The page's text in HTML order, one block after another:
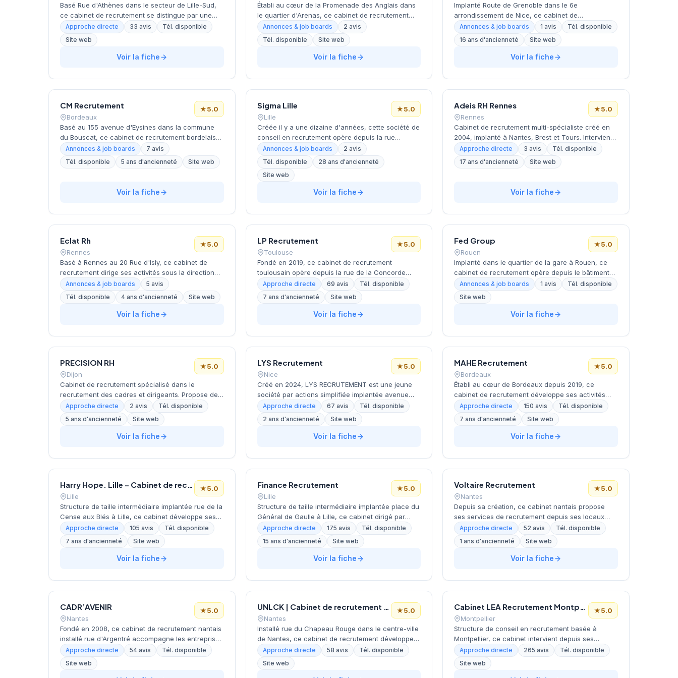
entreprises lyonnaises.
Basé Rue d'Athènes dans le secteur de Lille-Sud,
ce cabinet de recrutement se distingue par une
approche personnalisée du placement
professionnel. La structure développe une
expertise particulière dans l'accompagnement des
candidats et des entreprises locales, avec un
Approche directe 33 avis
Tél. disponible
Site web
Voir la fiche
Établi au cœur de la Promenade des Anglais dans
le quartier d'Arenas, ce cabinet de recrutement
intervient sur le marché azuréen depuis son
implantation niçoise. La structure développe ses
activités de conseil en recrutement et d'intérim
auprès des entreprises locales et régionales. Son
Google.
Annonces & job boards
2 avis
Tél. disponible
Site web
Voir la fiche
Implanté Route de Grenoble dans le 6e
arrondissement de Nice, ce cabinet de
recrutement développe ses activités de conseil en
ressources humaines sur la Côte d'Azur. La
structure intervient dans l'accompagnement des
entreprises locales pour leurs besoins en
s'inscrit dans le réseau national Tercio RH.
Annonces & job boards 1 avis
Tél. disponible
16 ans d'ancienneté
Site web
Voir la fiche
CM Recrutement
Bordeaux
★5.0
Basé au 155 avenue d'Eysines dans la commune
du Bouscat, ce cabinet de recrutement bordelais
opère sous la direction de Martinez (Peressin). La
structure bénéficie d'une notation maximale de 5
étoiles sur Google, reflétant la satisfaction de sa
stratégique en périphérie nord de Bordeaux lui
permet de couvrir efficacement la métropole
Annonces & job boards
7 avis
Tél. disponible
5 ans d'ancienneté Site web
Voir la fiche
Sigma Lille
Lille
★5.0
Créée il y a une dizaine d'années, cette société de
conseil en recrutement opère depuis la rue
Nationale dans le centre de Lille. Dirigée par la
famille Maes, elle développe une approche
spécialisée dans les métiers techniques et
technologiques, comme en témoigne son
positionnement sur le secteur tech. L'équipe
accompagne les entreprises régionales dans leurs
tertiaire.
Annonces & job boards
2 avis
Tél. disponible
28 ans d'ancienneté
Site web
Voir la fiche
Adeis RH Rennes
Rennes
★5.0
Cabinet de recrutement multi-spécialiste créé en
2004, implanté à Nantes, Brest et Tours. Intervient
comme partenaire de proximité sur l'ouest de la
France. Propose recrutement par approche directe
ou mixte, outplacement et bilan de compétences.
chasse de tête. Intervient auprès de nombreux
Approche directe 3 avis
Tél. disponible
17 ans d'ancienneté
Site web
Voir la fiche
Eclat Rh
Rennes
★5.0
Basé à Rennes au 20 Rue d'Isly, ce cabinet de
recrutement dirige ses activités sous la direction
de LIMERY. La structure fonctionne exclusivement
sur rendez-vous, privilégiant un accompagnement
personnalisé de ses clients et candidats.
L'entreprise affiche une notation Google parfaite
Annonces & job boards
5 avis
Tél. disponible
4 ans d'ancienneté Site web
Voir la fiche
LP Recrutement
Toulouse
★5.0
Fondé en 2019, ce cabinet de recrutement
toulousain opère depuis la rue de la Concorde
sous la direction de Laurent Pouymayou. La
structure, constituée sous forme de SAS, emploie 1
à 2 salariés et s'est forgé une solide réputation
avec une note Google parfaite de 5/5 basée sur
Approche directe 69 avis
Tél. disponible
7 ans d'ancienneté
Site web
Voir la fiche
Fed Group
Rouen
★5.0
Implanté dans le quartier de la gare à Rouen, ce
cabinet de recrutement opère depuis le bâtiment
Le 105 bis, allée François Mitterrand. La structure
fait partie du réseau Fed Group et se concentre
sur les métiers de la finance et de la comptabilité.
L'équipe accompagne les entreprises normandes
Annonces & job boards 1 avis
Tél. disponible
Site web
Voir la fiche
PRECISION RH
Dijon
★5.0
Cabinet de recrutement spécialisé dans le
recrutement des cadres et dirigeants. Propose des
services de conseil, audit, recrutement, évaluation
des soft skills, accompagnement à l'intégration et
montée en compétences. Basé à Dijon avec une
approche de chasse de tête. Très bonne notation
Approche directe 2 avis
Tél. disponible
5 ans d'ancienneté
Site web
Voir la fiche
LYS Recrutement
Nice
★5.0
Créé en 2024, LYS RECRUTEMENT est une jeune
société par actions simplifiée implantée avenue
Sainte-Marguerite à Nice. Dirigé par Clément Duflot
en qualité de président, ce cabinet niçois s'appuie
sur une approche moderne du recrutement pour
accompagner ses clients. La structure bénéficie
azuréen.
Approche directe 67 avis
Tél. disponible
2 ans d'ancienneté
Site web
Voir la fiche
MAHE Recrutement
Bordeaux
★5.0
Établi au cœur de Bordeaux depuis 2019, ce
cabinet de recrutement développe ses activités
dans le secteur de l'accompagnement en
ressources humaines. MARION CARLES dirige cette
SARL qui s'appuie sur une approche personnalisée
du placement professionnel. La structure affiche
une relation de confiance durable avec ses
partenaires.
Approche directe 150 avis
Tél. disponible
7 ans d'ancienneté
Site web
Voir la fiche
Harry Hope. Lille – Cabinet de recrutement
Lille
★5.0
Structure de taille intermédiaire implantée rue de la
Cense aux Blés à Lille, ce cabinet développe ses
activités de recrutement sous la direction de M.
Puzin. L'établissement lillois bénéficie d'une
notation maximale de 5 étoiles sur Google,
reflétant la satisfaction de sa clientèle locale avec
Approche directe 105 avis
Tél. disponible
7 ans d'ancienneté
Site web
Voir la fiche
Finance Recrutement
Lille
★5.0
Structure de taille intermédiaire implantée place du
Général de Gaulle à Lille, ce cabinet dirigé par
AYACHE développe une expertise reconnue dans
le recrutement de profils financiers. L'agence
bénéficie d'une excellente réputation avec une
note Google de 5/5 basée sur 175 avis clients.
lilloise lui permet de rayonner efficacement sur
l'ensemble de la région Hauts-de-France.
Approche directe 175 avis
Tél. disponible
15 ans d'ancienneté
Site web
Voir la fiche
Voltaire Recrutement
Nantes
★5.0
Depuis sa création, ce cabinet nantais propose
ses services de recrutement depuis ses locaux
situés rue Paul Painlevé. Dirigée par De Rolland, la
structure accompagne les entreprises dans leurs
recherches de candidats sur le marché local et
régional. L'équipe développe une approche
Approche directe 52 avis
Tél. disponible
1 ans d'ancienneté
Site web
Voir la fiche
CADR’AVENIR
Nantes
★5.0
Fondé en 2008, ce cabinet de recrutement nantais
installé rue d'Argentré accompagne les entreprises
dans leurs recrutements de cadres et profils
spécialisés. La structure intervient sur des postes à
responsabilités dans différents secteurs d'activité,
Approche directe 54 avis
Tél. disponible
Site web
UNLCK | Cabinet de recrutement Tech et Sales
Nantes
★5.0
Installé rue du Chapeau Rouge dans le centre-ville
de Nantes, ce cabinet de recrutement développe
ses activités de conseil en ressources humaines.
La structure accompagne les entreprises locales
et régionales dans leurs recherches de profils
Approche directe 58 avis
Tél. disponible
Site web
Cabinet LEA Recrutement Montpellier Comptabilité IT Juridique
Montpellier
★5.0
Structure de conseil en recrutement basée à
Montpellier, ce cabinet intervient depuis ses
bureaux situés avenue Henri Becquerel dans le
secteur technologique de la ville. L'équipe
accompagne les entreprises locales et régionales
Approche directe 265 avis
Tél. disponible
Site web